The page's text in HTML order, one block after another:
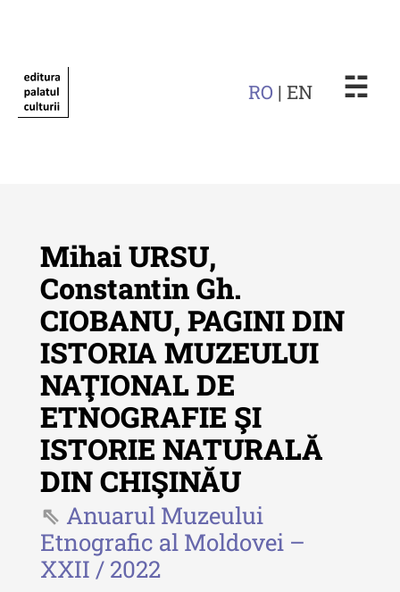
RO | EN ☵
Revista "Cercetări istorice"
Revista "Cercetări istorice" - XLIV
- 2025
Revista "Cercetări istorice" - XLIII
- 2024
Revista "Cercetări istorice" - XLII -
2023
Indexul Complet
Buletinul ”Ioan Neculce” al Muzeului
Mihai URSU,
Constantin Gh.
CIOBANU, PAGINI DIN
ISTORIA MUZEULUI
NAŢIONAL DE
ETNOGRAFIE ŞI
ISTORIE NATURALĂ
DIN CHIŞINĂU
Anuarul Muzeului
Etnografic al Moldovei –
XXII / 2022